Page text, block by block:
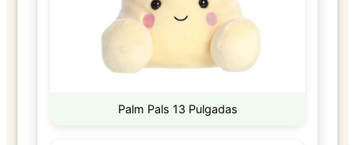
Palm Pals 13 Pulgadas